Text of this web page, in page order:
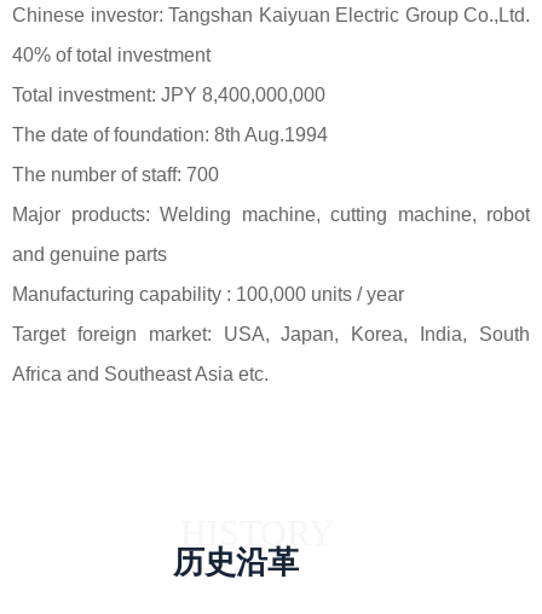
Chinese investor: Tangshan Kaiyuan Electric Group Co.,Ltd.
40% of total investment
Total investment: JPY 8,400,000,000
The date of foundation: 8th Aug.1994
The number of staff: 700
Major products: Welding machine, cutting machine, robot
and genuine parts
Manufacturing capability : 100,000 units / year
Target foreign market: USA, Japan, Korea, India, South
Africa and Southeast Asia etc.
历史沿革